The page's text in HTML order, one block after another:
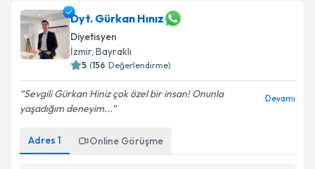
Dyt. Gürkan Hınız
Diyetisyen
İzmir, Bayraklı
5 (156 Değerlendirme)
Sevgili Gürkan Hiniz çok özel bir insan! Onunla
yaşadığım deneyim...
Devamı
Adres 1 Online Görüşme